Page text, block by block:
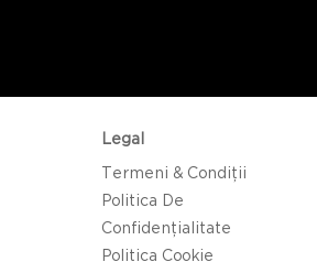
Legal
Termeni & Condiții
Politica De
Confidențialitate
Politica Cookie